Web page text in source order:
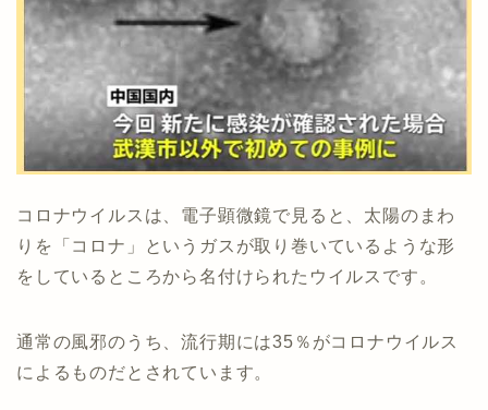
コロナウイルスは、電子顕微鏡で見ると、太陽のまわ
りを「コロナ」というガスが取り巻いているような形
をしているところから名付けられたウイルスです。
通常の風邪のうち、流行期には35％がコロナウイルス
によるものだとされています。